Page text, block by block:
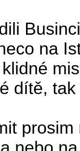
na
dítě,